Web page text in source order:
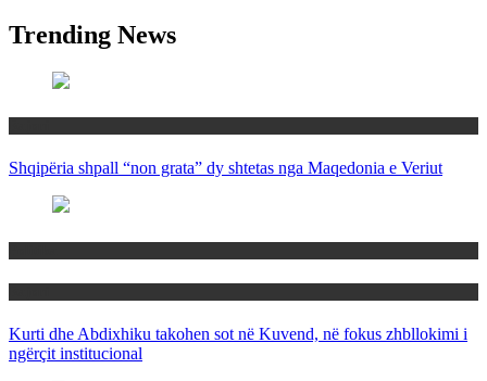
Trending News
Shqipëria shpall “non grata” dy shtetas nga Maqedonia e Veriut
Kurti dhe Abdixhiku takohen sot në Kuvend, në fokus zhbllokimi i
ngërçit institucional